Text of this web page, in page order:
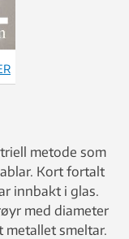
metode som
Kort fortalt
innbakt i glas.
med diameter
metallet smeltar.